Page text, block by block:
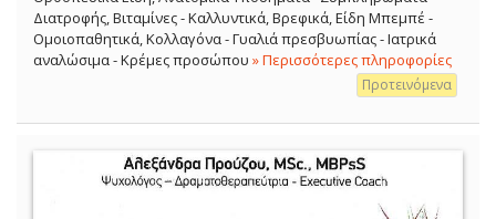
Διατροφής, Βιταμίνες - Καλλυντικά, Βρεφικά, Είδη Μπεμπέ -
Ομοιοπαθητικά, Κολλαγόνα - Γυαλιά πρεσβυωπίας - Ιατρικά
αναλώσιμα - Κρέμες προσώπου » Περισσότερες πληροφορίες
Προτεινόμενα